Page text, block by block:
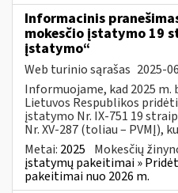
Informacinis
mokesčio įstatymo 19
įstatymo“
Web turinio sąrašas 2025-
Informuojame, kad 2025
Lietuvos Respublikos
įstatymo Nr. IX-751 19
Nr. XV-287 (toliau – PVMĮ),
Metai: 2025 Mokesčių
įstatymų pakeitimai »
pakeitimai nuo 2026 m.